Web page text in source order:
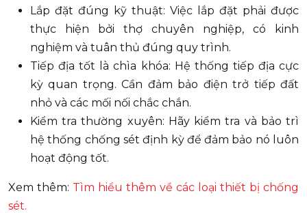
Lắp đặt đúng kỹ thuật: Việc lắp đặt phải được
thực hiện bởi thợ chuyên nghiệp, có kinh
nghiệm và tuân thủ đúng quy trình.
Tiếp địa tốt là chìa khóa: Hệ thống tiếp địa cực
kỳ quan trọng. Cần đảm bảo điện trở tiếp đất
nhỏ và các mối nối chắc chắn.
Kiểm tra thường xuyên: Hãy kiểm tra và bảo trì
hệ thống chống sét định kỳ để đảm bảo nó luôn
hoạt động tốt.
Xem thêm: Tìm hiểu thêm về các loại thiết bị chống
sét.